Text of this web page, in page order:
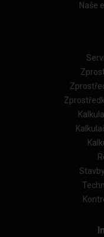
Naše